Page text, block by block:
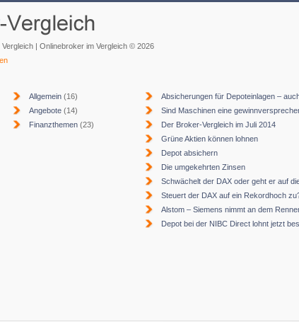
| Onlinebroker im Vergleich © 2026
Allgemein (16)
Angebote (14)
Finanzthemen (23)
Absicherungen für Depoteinlagen –
Sind Maschinen eine
Der Broker-Vergleich im Juli 2014
Grüne Aktien können lohnen
Depot absichern
Die umgekehrten Zinsen
Schwächelt der DAX oder geht er auf
Steuert der DAX auf ein Rekordhoch
Alstom – Siemens nimmt an dem
Depot bei der NIBC Direct lohnt jetzt